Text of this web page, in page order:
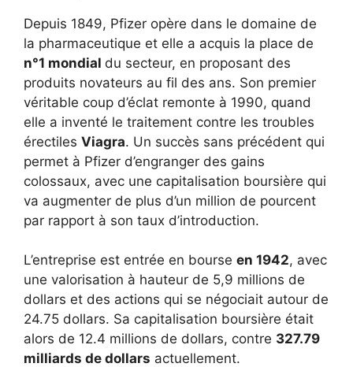
Depuis 1849, Pfizer opère dans le domaine de
la pharmaceutique et elle a acquis la place de
n°1 mondial du secteur, en proposant des
produits novateurs au fil des ans. Son premier
véritable coup d’éclat remonte à 1990, quand
elle a inventé le traitement contre les troubles
érectiles Viagra. Un succès sans précédent qui
permet à Pfizer d’engranger des gains
colossaux, avec une capitalisation boursière qui
va augmenter de plus d’un million de pourcent
par rapport à son taux d’introduction.
L’entreprise est entrée en bourse en 1942, avec
une valorisation à hauteur de 5,9 millions de
dollars et des actions qui se négociait autour de
24.75 dollars. Sa capitalisation boursière était
alors de 12.4 millions de dollars, contre 327.79
milliards de dollars actuellement.